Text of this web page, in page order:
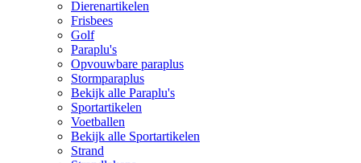
Dierenartikelen
Frisbees
Golf
Paraplu's
Opvouwbare paraplus
Stormparaplus
Bekijk alle Paraplu's
Sportartikelen
Voetballen
Bekijk alle Sportartikelen
Strand